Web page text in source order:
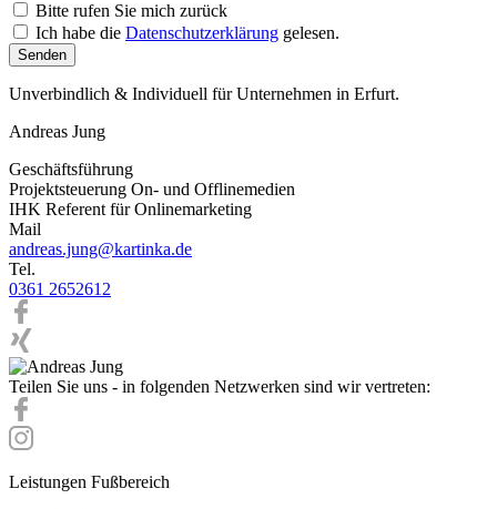
Bitte rufen Sie mich zurück
Ich habe die Datenschutzerklärung gelesen.
Unverbindlich & Individuell für Unternehmen in Erfurt.
Andreas Jung
Geschäftsführung
Projektsteuerung On- und Offlinemedien
IHK Referent für Onlinemarketing
Mail
andreas.jung@kartinka.de
Tel.
0361 2652612
Teilen Sie uns - in folgenden Netzwerken sind wir vertreten:
Leistungen Fußbereich